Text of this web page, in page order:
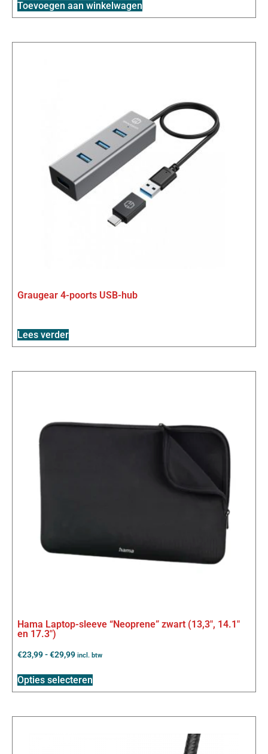
Toevoegen aan winkelwagen
Graugear 4-poorts USB-hub
Lees verder
Hama Laptop-sleeve “Neoprene” zwart (13,3″, 14.1″
en 17.3″)
€23,99-€29,99 incl. btw
Opties selecteren